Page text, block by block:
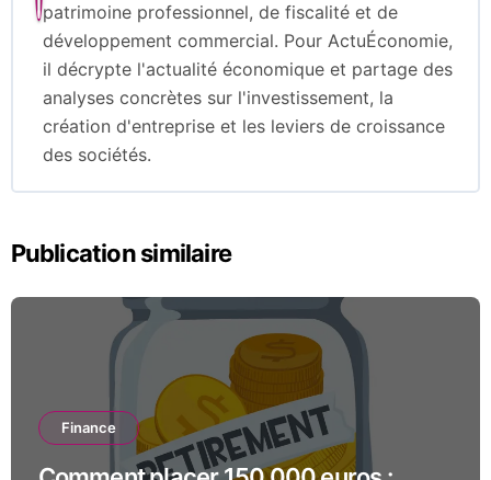
patrimoine professionnel, de fiscalité et de
développement commercial. Pour ActuÉconomie,
il décrypte l'actualité économique et partage des
analyses concrètes sur l'investissement, la
création d'entreprise et les leviers de croissance
des sociétés.
Publication similaire
Finance